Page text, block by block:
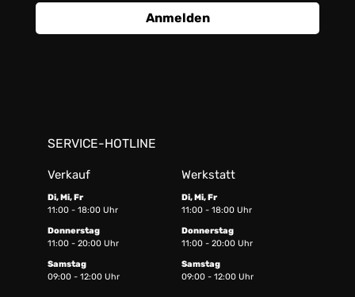
Anmelden
SERVICE-HOTLINE
Verkauf Werkstatt
Di, Mi, Fr
11:00 - 18:00 Uhr
Di, Mi, Fr
11:00 - 18:00 Uhr
Donnerstag
11:00 - 20:00 Uhr
Donnerstag
11:00 - 20:00 Uhr
Samstag
09:00 - 12:00 Uhr
Samstag
09:00 - 12:00 Uhr